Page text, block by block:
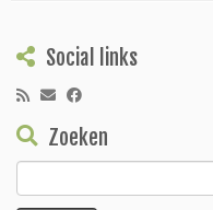
Social links
Zoeken
naar: